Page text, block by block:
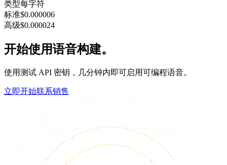
类型每字符
标准$0.000006
高级$0.000024
开始使用语音构建。
使用测试 API 密钥，几分钟内即可启用可编程语音。
立即开始联系销售